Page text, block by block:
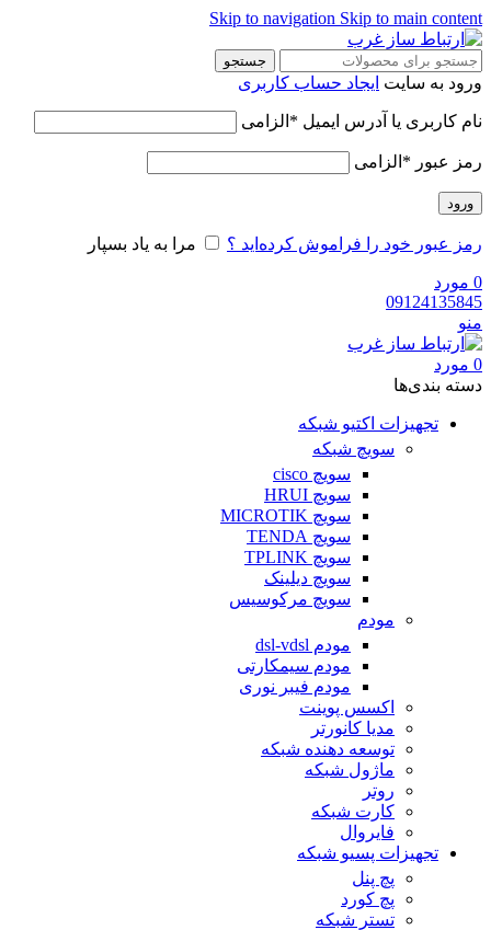
Skip to navigation Skip to main content
جستجو
ورود به سایت ایجاد حساب کاربری
نام کاربری یا آدرس ایمیل * الزامی
رمز عبور * الزامی
ورود
رمز عبور خود را فراموش کرده‌اید ؟ مرا به یاد بسپار
0 مورد
09124135845
منو
0 مورد
دسته‌ بندی‌ها
تجهیزات اکتیو شبکه
سویچ شبکه
سویچ cisco
سویچ HRUI
سویچ MICROTIK
سویچ TENDA
سویچ TPLINK
سویچ دیلینک
سویچ مرکوسیس
مودم
مودم dsl-vdsl
مودم سیمکارتی
مودم فیبر نوری
اکسس پوینت
مدیا کانورتر
توسعه دهنده شبکه
ماژول شبکه
روتر
کارت شبکه
فایروال
تجهیزات پسیو شبکه
پچ پنل
پچ کورد
تستر شبکه